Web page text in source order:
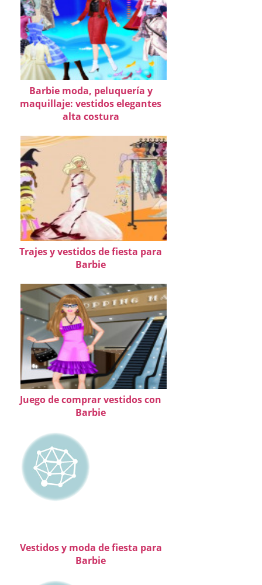
Barbie moda, peluquería y
maquillaje: vestidos elegantes
alta costura
Trajes y vestidos de fiesta para
Barbie
Juego de comprar vestidos con
Barbie
Vestidos y moda de fiesta para
Barbie